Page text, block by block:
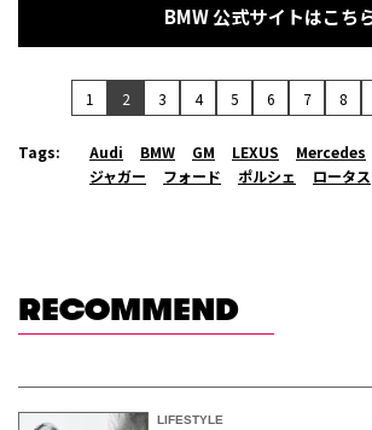
BMW 公式サイトはこち
1 2 3 4 5 6 7 8
Tags: Audi BMW GM LEXUS Mercedes
ジャガー
フォード ポルシェ ロータス
RECOMMEND
LIFESTYLE